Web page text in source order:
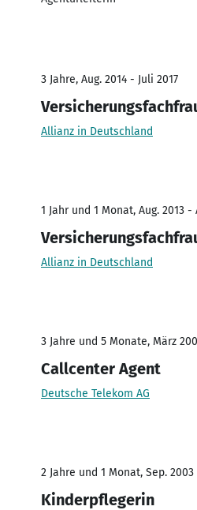
3 Jahre, Aug. 2014 - Juli 2017
Allianz in Deutschland
1 Jahr und 1 Monat, Aug. 2013 -
Allianz in Deutschland
3 Jahre und 5 Monate, März
Callcenter Agent
Deutsche Telekom AG
2 Jahre und 1 Monat, Sep.
Kinderpflegerin